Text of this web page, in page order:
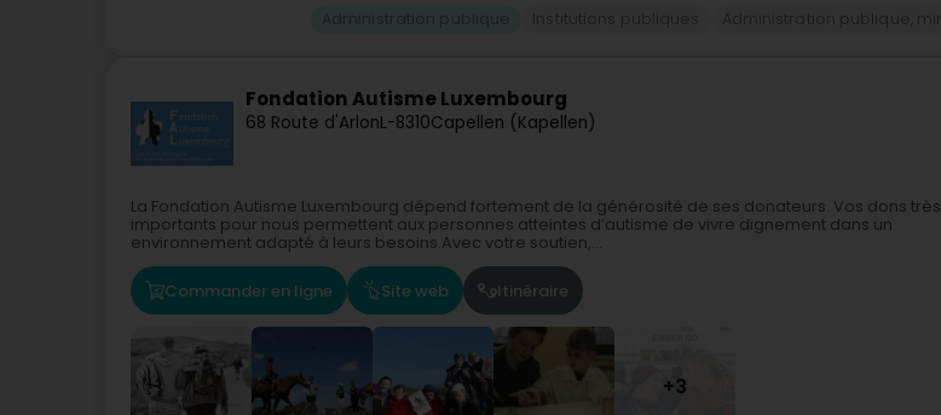
Fondation Autisme Luxembourg
68 Route d'ArlonL-8310Capellen (Kapellen)
La Fondation Autisme Luxembourg dépend fortement de la générosité de ses donateurs. Vos dons très
importants pour nous permettent aux personnes atteintes d’autisme de vivre dignement dans un
environnement adapté à leurs besoins.Avec votre soutien,...
Commander en ligne Site web Itinéraire
+3